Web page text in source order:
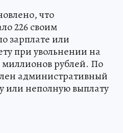
что
226 своим
зарплате или
при увольнении на
рублей. По
административный
или неполную выплату